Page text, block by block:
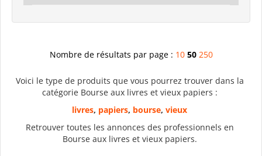
Nombre de résultats par page : 10 50 250
Voici le type de produits que vous pourrez trouver dans la
catégorie Bourse aux livres et vieux papiers :
livres, papiers, bourse,vieux
Retrouver toutes les annonces des professionnels en
Bourse aux livres et vieux papiers.